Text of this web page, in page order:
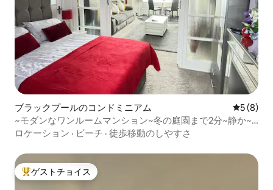
ブラックプールのコンドミニアム レビュー
5 (8)
~モダンなワンルームマンション~冬の庭園まで2分~静か~
スマートテレビ
ロケーション · ビーチ · 徒歩移動のしやすさ
大好評のゲストチョイスです。
ゲストチョイス